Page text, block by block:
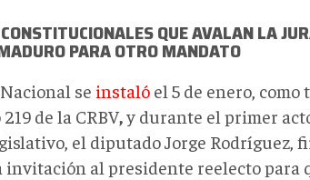
QUE AVALAN LA
PARA OTRO MANDATO
se instaló el 5 de enero,
de la CRBV,y durante el primer
el diputado Jorge Rodríguez,
invitación al presidente reelecto para